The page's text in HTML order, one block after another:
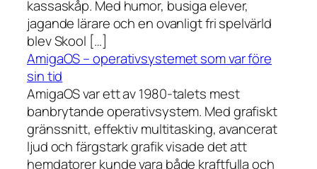
kassaskåp. Med humor, busiga elever,
jagande lärare och en ovanligt fri spelvärld
blev Skool […]
AmigaOS – operativsystemet som var före
sin tid
AmigaOS var ett av 1980-talets mest
banbrytande operativsystem. Med grafiskt
gränssnitt, effektiv multitasking, avancerat
ljud och färgstark grafik visade det att
hemdatorer kunde vara både kraftfulla och